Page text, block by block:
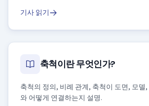
기사 읽기
축척이란 무엇인가?
축척의 정의, 비례 관계, 축척이 도면, 모델
와 어떻게 연결하는지 설명.